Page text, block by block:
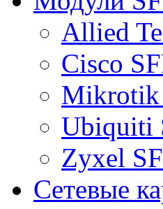
Allied
Cisco
Mikrotik
Ubiquiti
Zyxel
Сетевые